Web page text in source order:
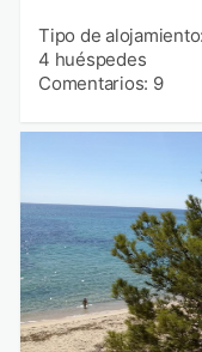
Tipo de
4 huéspedes
Comentarios: 9